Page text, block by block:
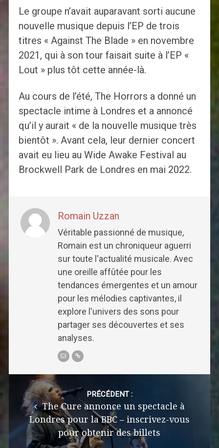
Le groupe n’avait auparavant sorti aucune
nouvelle musique depuis l’EP de trois
titres « Against The Blade » en novembre
2021, qui à son tour faisait suite à l’EP «
Lout » plus tôt cette année-là.
Au cours de l’été, The Horrors a donné un
spectacle intime à Londres et a annoncé
qu’il y aurait « de la nouvelle musique très
bientôt ». Avant cela, leur dernier concert
avait eu lieu au Wide Awake Festival au
Brockwell Park de Londres en mai 2022.
Romain Uzzan
Véritable passionné de musique,
Romain est un chroniqueur aguerri
sur toute l'actualité musicale. Avec
une oreille affûtée pour les
tendances émergentes et un amour
pour les mélodies captivantes, il
explore l'univers des sons pour
partager ses découvertes et ses
analyses.
navigation
PRÉCÉDENT :
The Cure annonce un spectacle à
Londres pour la BBC – inscrivez-vous
pour obtenir des billets